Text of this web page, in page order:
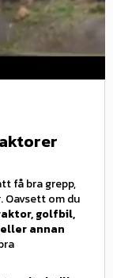
få bra grepp,
Oavsett om du
golfbil,
annan